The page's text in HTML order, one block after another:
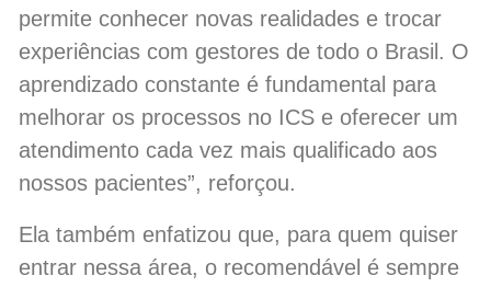
permite conhecer novas realidades e trocar
experiências com gestores de todo o Brasil. O
aprendizado constante é fundamental para
melhorar os processos no ICS e oferecer um
atendimento cada vez mais qualificado aos
nossos pacientes”, reforçou.
Ela também enfatizou que, para quem quiser
entrar nessa área, o recomendável é sempre